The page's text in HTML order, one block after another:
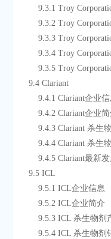
9.3.1 Troy
9.3.2 Troy
9.3.3 Troy
9.3.4 Troy
9.3.5 Troy
    9.4 Clariant
9.4.1 Clariant企业
9.4.2 Clariant企业
9.4.3
9.4.4
9.4.5 Clariant最
    9.5 ICL
        9.5.1 ICL企业信息
        9.5.2 ICL企业简介
9.5.3 ICL 杀
9.5.4 ICL 杀